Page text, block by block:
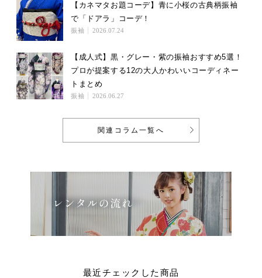
【カネマタお題コーデ】青に小桜の古典柄振袖
で「ドアラ」コーデ！
振袖 2026.07.24
【成人式】黒・グレー・紫の振袖おすすめ5選！
プロが提案する12の大人かわいいコーディネー
トまとめ
振袖 2026.06.27
関連コラム一覧へ
最近チェックした商品